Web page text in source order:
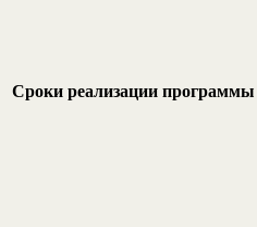
Сроки реализации программы